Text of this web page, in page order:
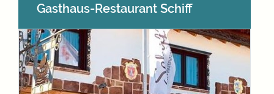
Gasthaus-Restaurant Schiff